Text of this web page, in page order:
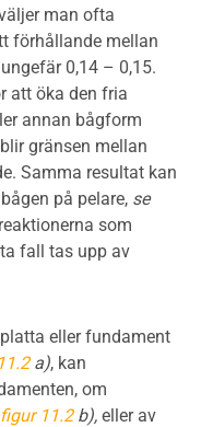
man ofta
förhållande mellan
0,14 – 0,15.
att öka den fria
annan bågform
gränsen mellan
Samma resultat kan
på pelare, se
som
fall tas upp av
eller fundament
a), kan
om
figur 11.2b), eller av